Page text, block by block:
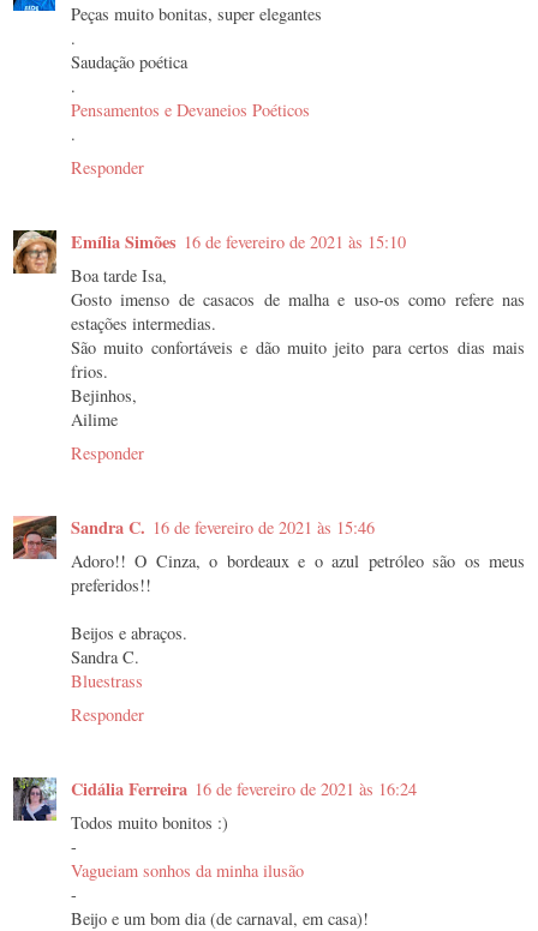
Peças muito bonitas, super elegantes
.
Saudação poética
.
Pensamentos e Devaneios Poéticos
.
Responder
Emília Simões 16 de fevereiro de 2021 às 15:10
Boa tarde Isa,
Gosto imenso de casacos de malha e uso-os como refere nas
estações intermedias.
São muito confortáveis e dão muito jeito para certos dias mais
frios.
Bejinhos,
Ailime
Responder
Sandra C. 16 de fevereiro de 2021 às 15:46
Adoro!! O Cinza, o bordeaux e o azul petróleo são os meus
preferidos!!
Beijos e abraços.
Sandra C.
Bluestrass
Responder
Cidália Ferreira 16 de fevereiro de 2021 às 16:24
Todos muito bonitos :)
-
Vagueiam sonhos da minha ilusão
-
Beijo e um bom dia (de carnaval, em casa)!